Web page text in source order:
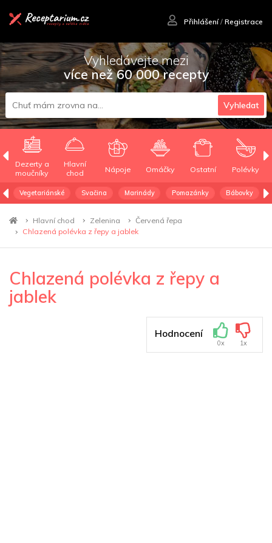
Přihlášení/ Registrace
Vyhledávejte mezi
více než 60 000 recepty
Vyhledat
Dezerty a
moučníky
Hlavní
chod
Nápoje Omáčky Ostatní Polévky
Vegetariánské Svačina Marinády Pomazánky Bábovky
Hlavní chod Zelenina
Červená řepa
Chlazená polévka z řepy a jablek
Chlazená polévka z řepy a
jablek
Hodnocení
0x 1x